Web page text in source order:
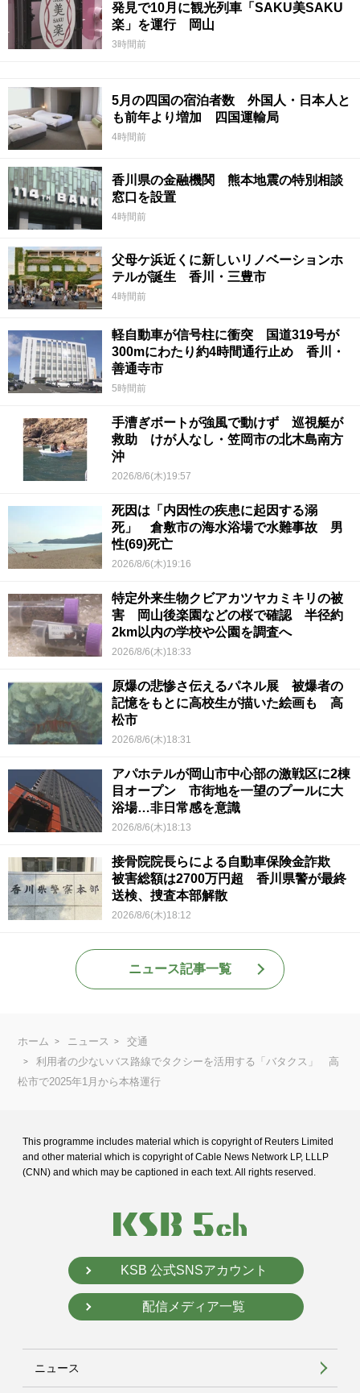
発見で10月に観光列車「SAKU美SAKU
楽」を運行 岡山
3時間前
5月の四国の宿泊者数 外国人・日本人と
も前年より増加 四国運輸局
4時間前
香川県の金融機関 熊本地震の特別相談
窓口を設置
4時間前
父母ケ浜近くに新しいリノベーションホ
テルが誕生 香川・三豊市
4時間前
軽自動車が信号柱に衝突 国道319号が
300mにわたり約4時間通行止め 香川・
善通寺市
5時間前
手漕ぎボートが強風で動けず 巡視艇が
救助 けが人なし・笠岡市の北木島南方
沖
2026/8/6(木)19:57
死因は「内因性の疾患に起因する溺
死」 倉敷市の海水浴場で水難事故 男
性(69)死亡
2026/8/6(木)19:16
特定外来生物クビアカツヤカミキリの被
害 岡山後楽園などの桜で確認 半径約
2km以内の学校や公園を調査へ
2026/8/6(木)18:33
原爆の悲惨さ伝えるパネル展 被爆者の
記憶をもとに高校生が描いた絵画も 高
松市
2026/8/6(木)18:31
アパホテルが岡山市中心部の激戦区に2棟
目オープン 市街地を一望のプールに大
浴場…非日常感を意識
2026/8/6(木)18:13
接骨院院長らによる自動車保険金詐欺
被害総額は2700万円超 香川県警が最終
送検、捜査本部解散
2026/8/6(木)18:12
ニュース記事一覧
ホーム ニュース
交通
利用者の少ないバス路線でタクシーを活用する「バタクス」 高
松市で2025年1月から本格運行
This programme includes material which is copyright of Reuters Limited
and other material which is copyright of Cable News Network LP, LLLP
(CNN) and which may be captioned in each text. All rights reserved.
KSB 公式SNSアカウント
配信メディア一覧
ニュース